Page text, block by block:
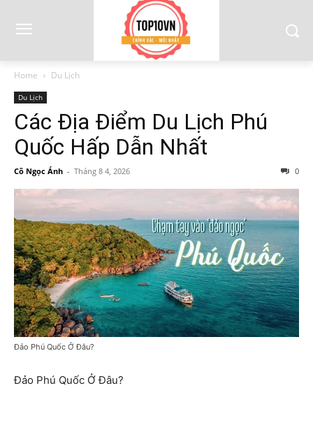
Home Du Lịch
Du Lịch
Các Địa Điểm Du Lịch Phú
Quốc Hấp Dẫn Nhất
Cô Ngọc Ánh - Tháng 8 4, 2026 0
Đảo Phú Quốc Ở Đâu?
Đảo Phú Quốc Ở Đâu?